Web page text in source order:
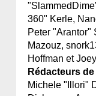
360" Kerle,
Peter "Arantor"
Mazouz,
Hoffman et
Rédacteurs
Michele "Illori"